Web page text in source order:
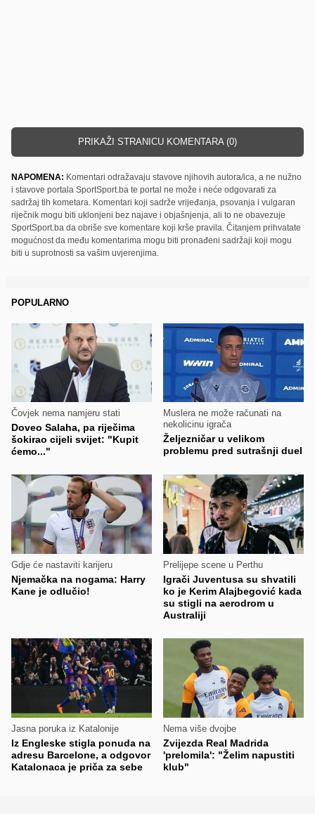
PRIKAŽI STRANICU KOMENTARA (0)
NAPOMENA: Komentari odražavaju stavove njihovih autora/ica, a ne nužno
i stavove portala SportSport.ba te portal ne može i neće odgovarati za
sadržaj tih kometara. Komentari koji sadrže vrijeđanja, psovanja i vulgaran
riječnik mogu biti uklonjeni bez najave i objašnjenja, ali to ne obavezuje
SportSport.ba da obriše sve komentare koji krše pravila. Čitanjem prihvatate
mogućnost da među komentarima mogu biti pronađeni sadržaji koji mogu
biti u suprotnosti sa vašim uvjerenjima.
POPULARNO
Čovjek nema namjeru stati
Doveo Salaha, pa riječima
šokirao cijeli svijet: "Kupit
ćemo..."
Muslera ne može računati na
nekolicinu igrača
Željezničar u velikom
problemu pred sutrašnji duel
Gdje će nastaviti karijeru
Njemačka na nogama: Harry
Kane je odlučio!
Prelijepe scene u Perthu
Igrači Juventusa su shvatili
ko je Kerim Alajbegović kada
su stigli na aerodrom u
Australiji
Jasna poruka iz Katalonije
Iz Engleske stigla ponuda na
adresu Barcelone, a odgovor
Katalonaca je priča za sebe
Nema više dvojbe
Zvijezda Real Madrida
'prelomila': "Želim napustiti
klub"